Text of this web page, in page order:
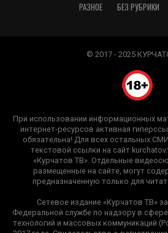
РАЗНОЕ
БЕЗ РУБРИКИ
© 2017 - 2025
При использовании информационных
интернет-ресурсов активная
обязательна! Для всех остальных
текстовой ссылки на сайт
«Курчатов ТВ». Отдельные
размещенные на сайте, могут
предназначенную только для
Сетевое издание «Курчатов ТВ»
Федеральной службе по надзору в
технологий и массовых коммуникаций